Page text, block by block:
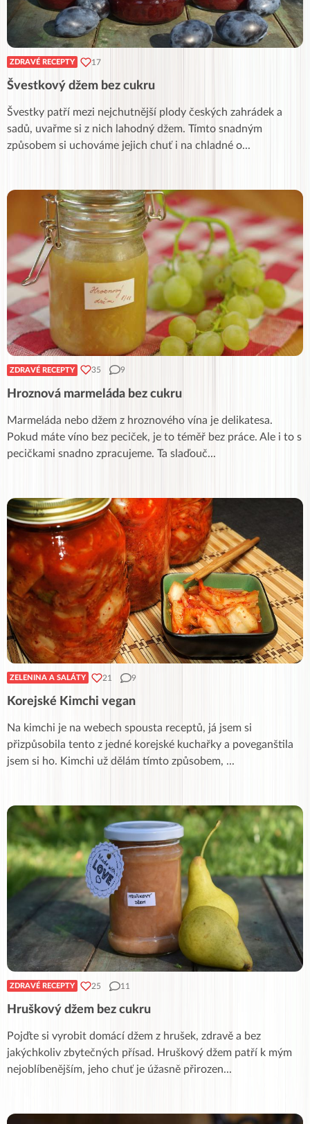
ZDRAVÉ RECEPTY 17
Švestkový džem bez cukru
Švestky patří mezi nejchutnější plody českých zahrádek a
sadů, uvařme si z nich lahodný džem. Tímto snadným
způsobem si uchováme jejich chuť i na chladné o...
ZDRAVÉ RECEPTY 35 9
Hroznová marmeláda bez cukru
Marmeláda nebo džem z hroznového vína je delikatesa.
Pokud máte víno bez peciček, je to téměř bez práce. Ale i to s
pecičkami snadno zpracujeme. Ta slaďouč...
ZELENINA A SALÁTY 21 9
Korejské Kimchi vegan
Na kimchi je na webech spousta receptů, já jsem si
přizpůsobila tento z jedné korejské kuchařky a poveganštila
jsem si ho. Kimchi už dělám tímto způsobem, ...
ZDRAVÉ RECEPTY 25 11
Hruškový džem bez cukru
Pojďte si vyrobit domácí džem z hrušek, zdravě a bez
jakýchkoliv zbytečných přísad. Hruškový džem patří k mým
nejoblíbenějším, jeho chuť je úžasně přirozen...